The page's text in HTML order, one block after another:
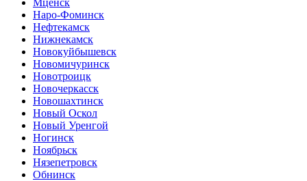
Наро-Фоминск
Нефтекамск
Нижнекамск
Новокуйбышевск
Новомичуринск
Новотроицк
Новочеркасск
Новошахтинск
Новый Оскол
Новый Уренгой
Ногинск
Ноябрьск
Нязепетровск
Обнинск